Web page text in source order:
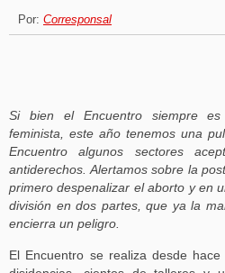
Por: Corresponsal
Si bien el Encuentro siempre
feminista, este año tenemos una
Encuentro algunos sectores
antiderechos. Alertamos sobre la
primero despenalizar el aborto y en
división en dos partes, que ya la
encierra un peligro.
El Encuentro se realiza desde